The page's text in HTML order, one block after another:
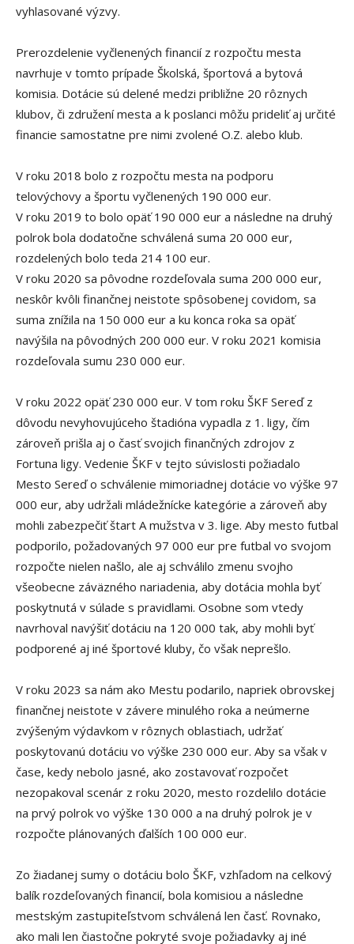
vyhlasované výzvy.
Prerozdelenie vyčlenených financií z rozpočtu mesta
navrhuje v tomto prípade Školská, športová a bytová
komisia. Dotácie sú delené medzi približne 20 rôznych
klubov, či združení mesta a k poslanci môžu prideliť aj určité
financie samostatne pre nimi zvolené O.Z. alebo klub.
V roku 2018 bolo z rozpočtu mesta na podporu
telovýchovy a športu vyčlenených 190 000 eur.
V roku 2019 to bolo opäť 190 000 eur a následne na druhý
polrok bola dodatočne schválená suma 20 000 eur,
rozdelených bolo teda 214 100 eur.
V roku 2020 sa pôvodne rozdeľovala suma 200 000 eur,
neskôr kvôli finančnej neistote spôsobenej covidom, sa
suma znížila na 150 000 eur a ku konca roka sa opäť
navýšila na pôvodných 200 000 eur. V roku 2021 komisia
rozdeľovala sumu 230 000 eur.
V roku 2022 opäť 230 000 eur. V tom roku ŠKF Sereď z
dôvodu nevyhovujúceho štadióna vypadla z 1. ligy, čím
zároveň prišla aj o časť svojich finančných zdrojov z
Fortuna ligy. Vedenie ŠKF v tejto súvislosti požiadalo
Mesto Sereď o schválenie mimoriadnej dotácie vo výške 97
000 eur, aby udržali mládežnícke kategórie a zároveň aby
mohli zabezpečiť štart A mužstva v 3. lige. Aby mesto futbal
podporilo, požadovaných 97 000 eur pre futbal vo svojom
rozpočte nielen našlo, ale aj schválilo zmenu svojho
všeobecne záväzného nariadenia, aby dotácia mohla byť
poskytnutá v súlade s pravidlami. Osobne som vtedy
navrhoval navýšiť dotáciu na 120 000 tak, aby mohli byť
podporené aj iné športové kluby, čo však neprešlo.
V roku 2023 sa nám ako Mestu podarilo, napriek obrovskej
finančnej neistote v závere minulého roka a neúmerne
zvýšeným výdavkom v rôznych oblastiach, udržať
poskytovanú dotáciu vo výške 230 000 eur. Aby sa však v
čase, kedy nebolo jasné, ako zostavovať rozpočet
nezopakoval scenár z roku 2020, mesto rozdelilo dotácie
na prvý polrok vo výške 130 000 a na druhý polrok je v
rozpočte plánovaných ďalších 100 000 eur.
Zo žiadanej sumy o dotáciu bolo ŠKF, vzhľadom na celkový
balík rozdeľovaných financií, bola komisiou a následne
mestským zastupiteľstvom schválená len časť. Rovnako,
ako mali len čiastočne pokryté svoje požiadavky aj iné